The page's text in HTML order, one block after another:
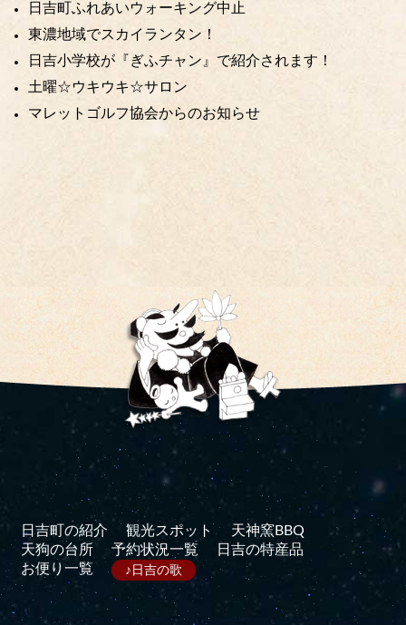
日吉町ふれあいウォーキング中止
東濃地域でスカイランタン！
日吉小学校が『ぎふチャン』で紹介されます！
土曜☆ウキウキ☆サロン
マレットゴルフ協会からのお知らせ
日吉町の紹介 観光スポット
天神窯BBQ
天狗の台所
予約状況一覧
日吉の特産品
お便り一覧
♪日吉の歌